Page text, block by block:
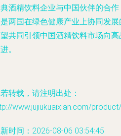
酒精饮料企业与中国伙伴的合
两国在绿色健康产业上协同发
共同引领中国酒精饮料市场向
。
转载，请注明出处：
www.jujiukuaixian.com/
时间：2026-08-06 03:54:45